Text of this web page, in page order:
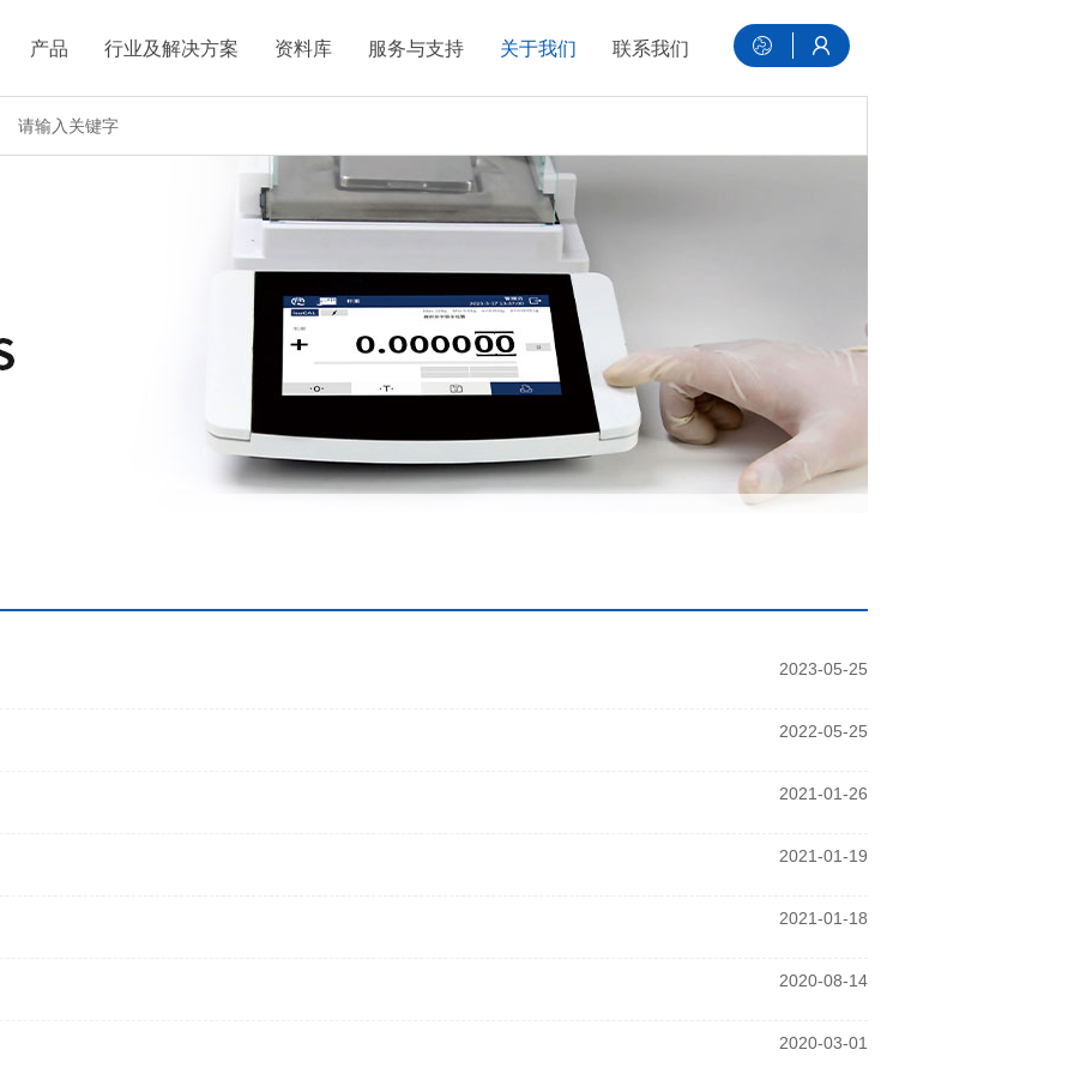
产品 行业及解决方案 资料库 服务与支持 关于我们 联系我们
2023-05-25
2022-05-25
2021-01-26
2021-01-19
2021-01-18
2020-08-14
2020-03-01